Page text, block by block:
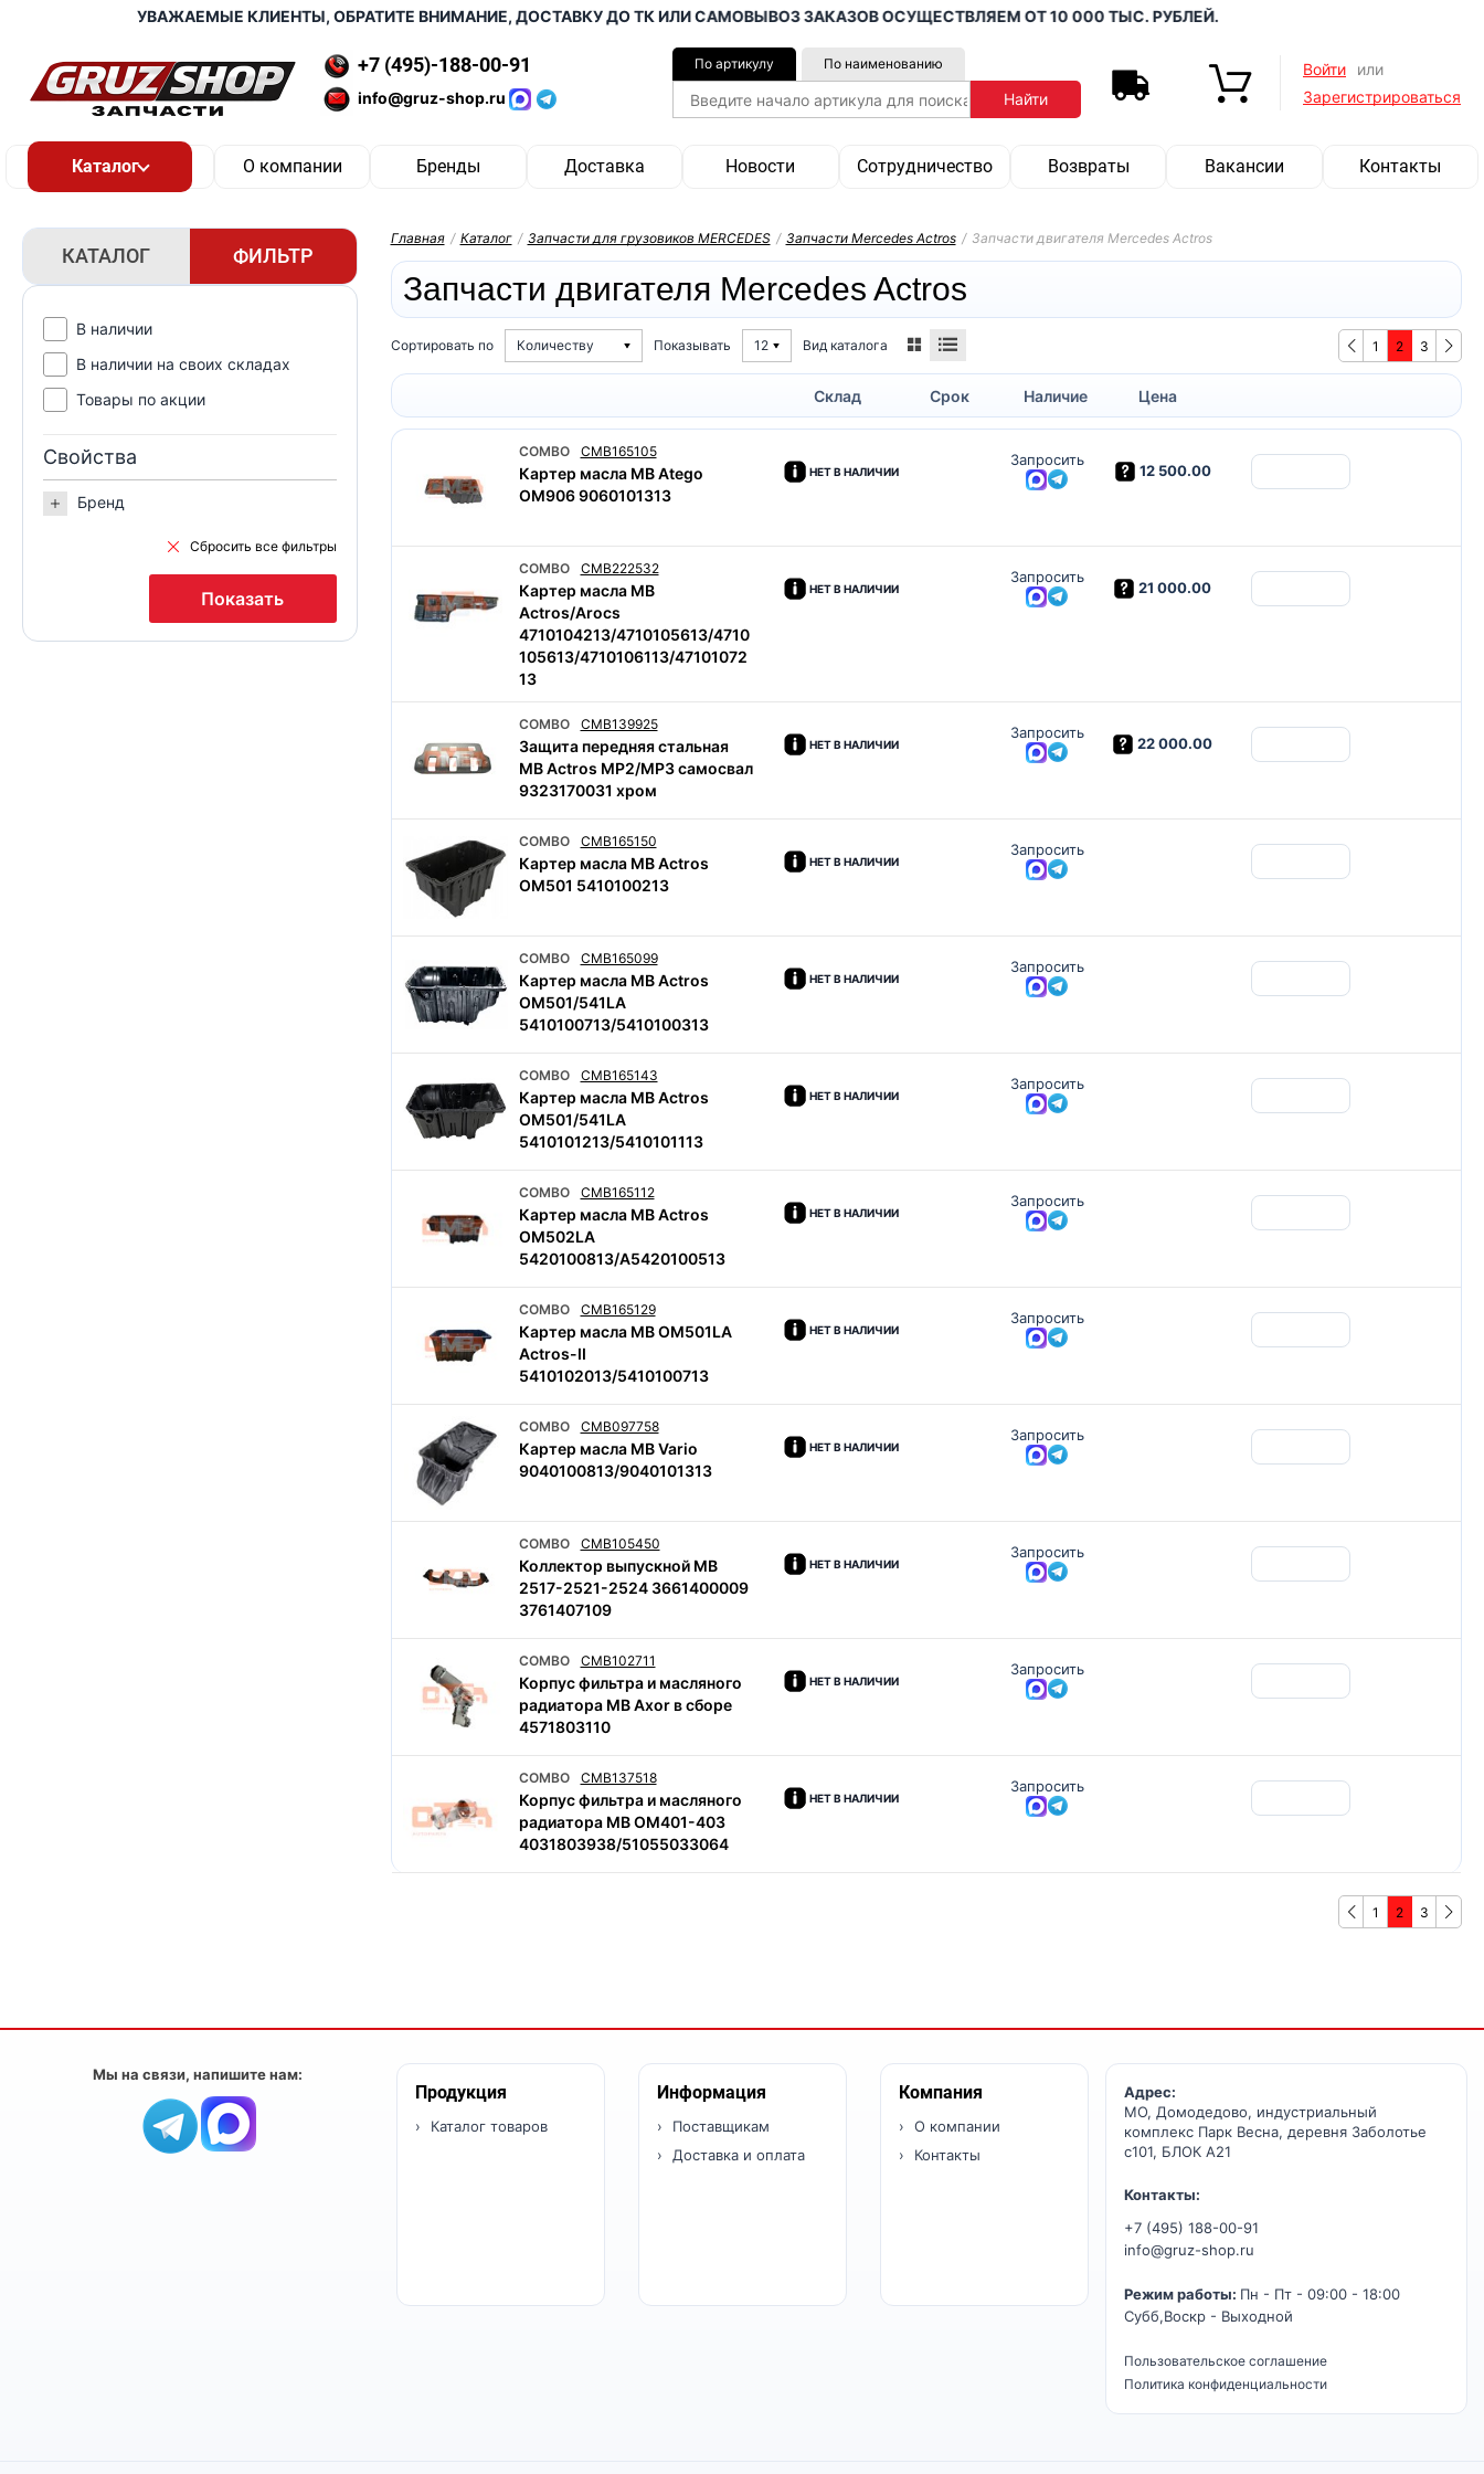
УВАЖАЕМЫЕ КЛИЕНТЫ, ОБРАТИТЕ ВНИМАНИЕ, ДОСТАВКУ ДО ТК ИЛИ САМОВЫВОЗ ЗАКАЗОВ ОСУЩЕСТВЛЯЕМ ОТ 10 000 ТЫС. РУБЛЕЙ.
+7 (495)-188-00-91
info@gruz-shop.ru
По артикулу По наименованию Войти
или
Зарегистрироваться
О компании Бренды Доставка Новости Сотрудничество Возвраты Вакансии Контакты
КАТАЛОГ ФИЛЬТР
В наличии
В наличии на своих складах
Товары по акции
Свойства
Бренд
KOLBENSCHMIDTСбросить все фильтры
Главная / Каталог / Запчасти для грузовиков MERCEDES / Запчасти Mercedes Actros / Запчасти двигателя Mercedes Actros
Запчасти двигателя Mercedes Actros
Сортировать по Количеству Показывать 12 Вид каталога 1 2 3
Склад Срок Наличие Цена
COMBO CMB165105
Картер масла MB Atego
OM906 9060101313
НЕТ В НАЛИЧИИ
Запросить
12 500.00
COMBO CMB222532
Картер масла MB
Actros/Arocs
4710104213/4710105613/4710
105613/4710106113/47101072
13
НЕТ В НАЛИЧИИ
Запросить
21 000.00
COMBO CMB139925
Защита передняя стальная
MB Actros MP2/MP3 самосвал
9323170031 хром
НЕТ В НАЛИЧИИ
Запросить
22 000.00
COMBO CMB165150
Картер масла MB Actros
OM501 5410100213
НЕТ В НАЛИЧИИ
Запросить
COMBO CMB165099
Картер масла MB Actros
OM501/541LA
5410100713/5410100313
НЕТ В НАЛИЧИИ
Запросить
COMBO CMB165143
Картер масла MB Actros
OM501/541LA
5410101213/5410101113
НЕТ В НАЛИЧИИ
Запросить
COMBO CMB165112
Картер масла MB Actros
OM502LA
5420100813/A5420100513
НЕТ В НАЛИЧИИ
Запросить
COMBO CMB165129
Картер масла MB OM501LA
Actros-II
5410102013/5410100713
НЕТ В НАЛИЧИИ
Запросить
COMBO CMB097758
Картер масла MB Vario
9040100813/9040101313
НЕТ В НАЛИЧИИ
Запросить
COMBO CMB105450
Коллектор выпускной MB
2517-2521-2524 3661400009
3761407109
НЕТ В НАЛИЧИИ
Запросить
COMBO CMB102711
Корпус фильтра и масляного
радиатора MB Axor в сборе
4571803110
НЕТ В НАЛИЧИИ
Запросить
COMBO CMB137518
Корпус фильтра и масляного
радиатора MB OM401-403
4031803938/51055033064
НЕТ В НАЛИЧИИ
Запросить
1 2 3
Мы на связи, напишите нам:
Продукция
Каталог товаров
Информация
Поставщикам
Доставка и оплата
Компания
О компании
Контакты
Адрес:
МО, Домодедово, индустриальный
комплекс Парк Весна, деревня Заболотье
с101, БЛОК А21
Контакты:
+7 (495) 188-00-91
info@gruz-shop.ru
Режим работы: Пн - Пт - 09:00 - 18:00
Субб,Воскр - Выходной
Пользовательское соглашение
Политика конфиденциальности